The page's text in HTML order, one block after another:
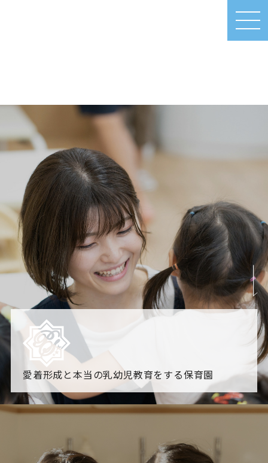
MEN
U
愛着形成と本当の乳幼児教育をする保育園
園からのお知らせ
「すくすく子育て」でリトルスター保育園が紹介されま